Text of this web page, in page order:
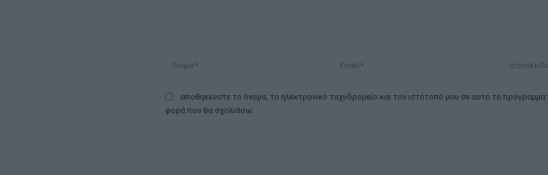
Όνομα:*
Email:*
αποθηκεύστε το όνομα, το ηλεκτρονικό ταχυδρομείο και τον ιστότοπό μου σε αυτό το πρόγραμμα
φορά που θα σχολιάσω.